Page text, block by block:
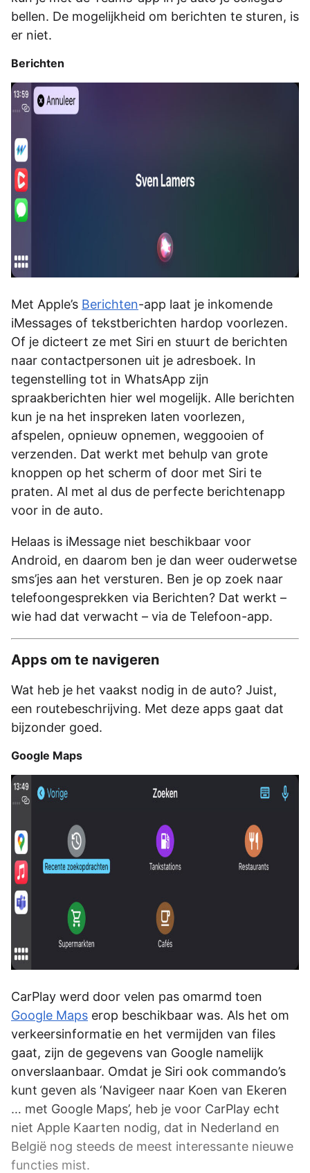
bellen. De mogelijkheid om berichten te sturen, is
er niet.
Berichten
Met Apple’s Berichten-app laat je inkomende
iMessages of tekstberichten hardop voorlezen.
Of je dicteert ze met Siri en stuurt de berichten
naar contactpersonen uit je adresboek. In
tegenstelling tot in WhatsApp zijn
spraakberichten hier wel mogelijk. Alle berichten
kun je na het inspreken laten voorlezen,
afspelen, opnieuw opnemen, weggooien of
verzenden. Dat werkt met behulp van grote
knoppen op het scherm of door met Siri te
praten. Al met al dus de perfecte berichtenapp
voor in de auto.
Helaas is iMessage niet beschikbaar voor
Android, en daarom ben je dan weer ouderwetse
sms’jes aan het versturen. Ben je op zoek naar
telefoongesprekken via ­Berichten? Dat werkt –
wie had dat verwacht – via de ­Telefoon-app.
Apps om te navigeren
Wat heb je het vaakst nodig in de auto? Juist,
een routebeschrijving. Met deze apps gaat dat
bijzonder goed.
Google Maps
CarPlay werd door velen pas omarmd toen
Google Maps erop beschikbaar was. Als het om
verkeersinformatie en het vermijden van files
gaat, zijn de gegevens van Google namelijk
onverslaanbaar. Omdat je Siri ook commando’s
kunt geven als ‘Navigeer naar Koen van Ekeren
… met Google Maps’, heb je voor CarPlay echt
niet Apple Kaarten nodig, dat in Nederland en
België nog steeds de meest interessante nieuwe
functies mist.